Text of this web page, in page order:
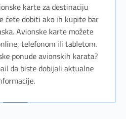
karte za destinaciju
ćete dobiti ako ih kupite bar
Avionske karte možete
telefonom ili tabletom.
ponude avionskih karata?
da biste dobijali aktualne